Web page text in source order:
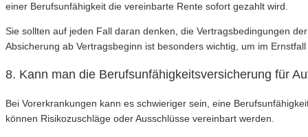
einer Berufsunfähigkeit die vereinbarte Rente sofort gezahlt wird.
Sie sollten auf jeden Fall daran denken, die Vertragsbedingungen
Absicherung ab Vertragsbeginn ist besonders wichtig, um im
8. Kann man die Berufsunfähigkeitsversicherung für
Bei Vorerkrankungen kann es schwieriger sein, eine
können Risikozuschläge oder Ausschlüsse vereinbart werden.